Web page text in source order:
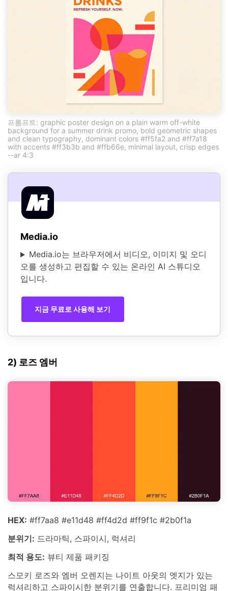
프롬프트: graphic poster design on a plain warm off-white
background for a summer drink promo, bold geometric shapes
and clean typography, dominant colors #ff5fa2 and #ff7a18
with accents #ff3b3b and #ffb66e, minimal layout, crisp edges
--ar 4:3
Media.io
Media.io는 브라우저에서 비디오, 이미지 및 오디
오를 생성하고 편집할 수 있는 온라인 AI 스튜디오
입니다.
지금 무료로 사용해 보기
2) 로즈 엠버
HEX: #ff7aa8 #e11d48 #ff4d2d #ff9f1c #2b0f1a
분위기: 드라마틱, 스파이시, 럭셔리
최적 용도: 뷰티 제품 패키징
스모키 로즈와 엠버 오렌지는 나이트 아웃의 엣지가 있는
럭셔리하고 스파이시한 분위기를 연출합니다. 프리미엄 패